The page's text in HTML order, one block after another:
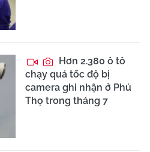
Hơn 2.380 ô tô
chạy quá tốc độ bị
camera ghi nhận ở Phú
Thọ trong tháng 7